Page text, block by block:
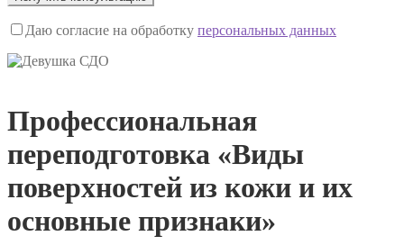
Даю согласие на обработку персональных данных
Профессиональная
переподготовка «Виды
поверхностей из кожи и их
основные признаки»